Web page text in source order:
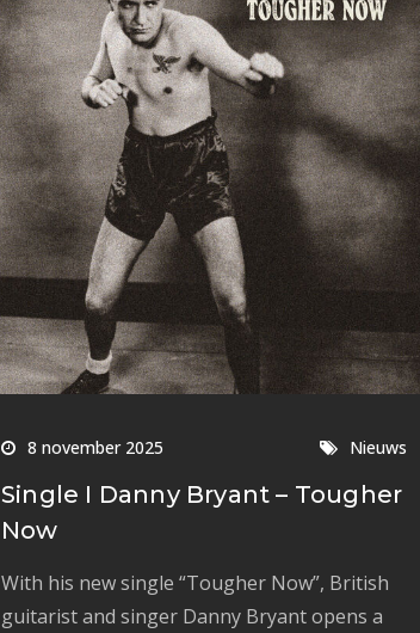
8 november 2025 Nieuws
Single I Danny Bryant – Tougher
Now
With his new single “Tougher Now”, British
guitarist and singer Danny Bryant opens a